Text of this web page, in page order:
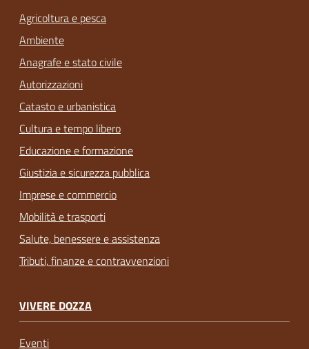
Agricoltura e pesca
Ambiente
Anagrafe e stato civile
Autorizzazioni
Catasto e urbanistica
Cultura e tempo libero
Educazione e formazione
Giustizia e sicurezza pubblica
Imprese e commercio
Mobilità e trasporti
Salute, benessere e assistenza
Tributi, finanze e contravvenzioni
VIVERE DOZZA
Eventi